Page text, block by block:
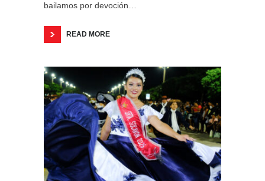
bailamos por devoción…
READ MORE